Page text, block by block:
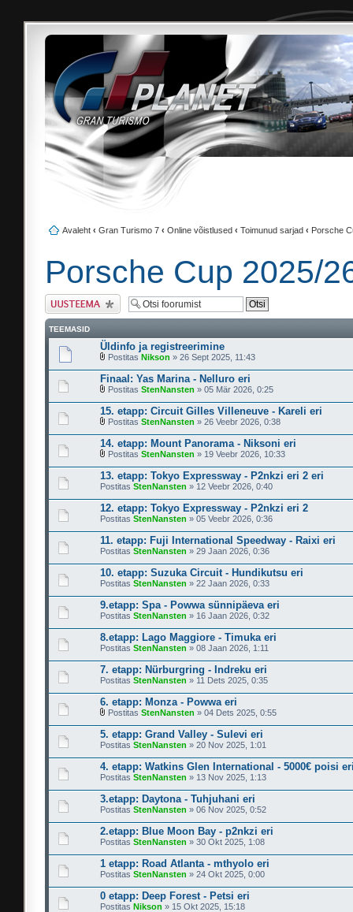
Avaleht ‹ Gran Turismo 7 ‹ Online võistlused ‹ Toimunud sarjad ‹ Porsche
Porsche Cup 2025/
Tee uus teema
TEEMASID
Üldinfo ja registreerimine
Postitas Nikson » 26 Sept 2025, 11:43
Finaal: Yas Marina - Nelluro eri
Postitas StenNansten » 05 Mär 2026, 0:25
15. etapp: Circuit Gilles Villeneuve - Kareli eri
Postitas StenNansten » 26 Veebr 2026, 0:38
14. etapp: Mount Panorama - Niksoni eri
Postitas StenNansten » 19 Veebr 2026, 10:33
13. etapp: Tokyo Expressway - P2nkzi eri 2 eri
Postitas StenNansten » 12 Veebr 2026, 0:40
12. etapp: Tokyo Expressway - P2nkzi eri 2
Postitas StenNansten » 05 Veebr 2026, 0:36
11. etapp: Fuji International Speedway - Raixi eri
Postitas StenNansten » 29 Jaan 2026, 0:36
10. etapp: Suzuka Circuit - Hundikutsu eri
Postitas StenNansten » 22 Jaan 2026, 0:33
9.etapp: Spa - Powwa sünnipäeva eri
Postitas StenNansten » 16 Jaan 2026, 0:32
8.etapp: Lago Maggiore - Timuka eri
Postitas StenNansten » 08 Jaan 2026, 1:11
7. etapp: Nürburgring - Indreku eri
Postitas StenNansten » 11 Dets 2025, 0:35
6. etapp: Monza - Powwa eri
Postitas StenNansten » 04 Dets 2025, 0:55
5. etapp: Grand Valley - Sulevi eri
Postitas StenNansten » 20 Nov 2025, 1:01
4. etapp: Watkins Glen International - 5000€ poisi
Postitas StenNansten » 13 Nov 2025, 1:13
3.etapp: Daytona - Tuhjuhani eri
Postitas StenNansten » 06 Nov 2025, 0:52
2.etapp: Blue Moon Bay - p2nkzi eri
Postitas StenNansten » 30 Okt 2025, 1:08
1 etapp: Road Atlanta - mthyolo eri
Postitas StenNansten » 24 Okt 2025, 0:00
0 etapp: Deep Forest - Petsi eri
Postitas Nikson » 15 Okt 2025, 15:18